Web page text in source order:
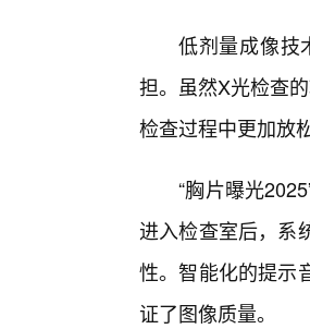
低剂量成像技
担。虽然X光检查
检查过程中更加放
“胸片曝光
进入检查室后，系
性。智能化的提示
证了图像质量。